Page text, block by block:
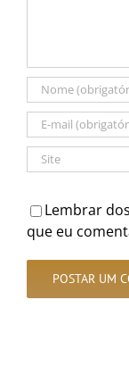
Lembrar
que eu